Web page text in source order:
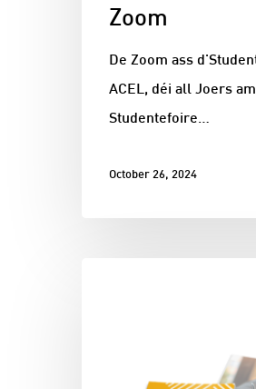
Zoom
De Zoom ass
ACEL, déi all Joers
Studentefoire…
October 26, 2024